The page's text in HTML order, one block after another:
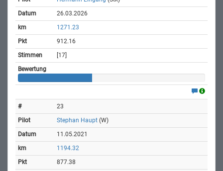
26.03.2026
1271.23
912.16
[17]
23
Stephan Haupt (W)
11.05.2021
1194.32
877.38